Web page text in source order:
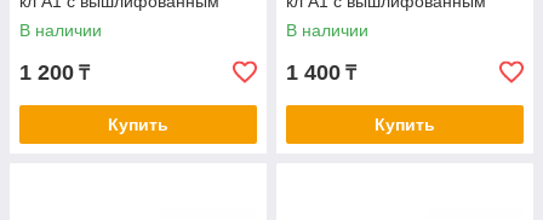
профилем нитрид/тит 4,6-4,7
В наличии
1 200 ₸
Купить
профилем нитрид/тит 4,8-5,0
В наличии
1 400 ₸
Купить